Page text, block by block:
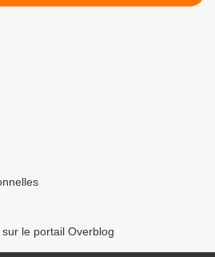
le portail Overblog